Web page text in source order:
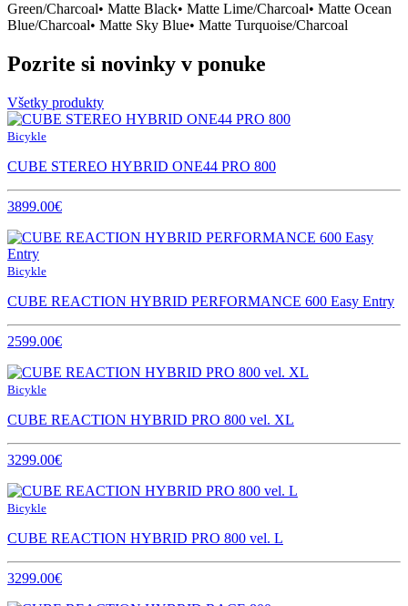
Green/Charcoal• Matte Black• Matte Lime/Charcoal• Matte Ocean
Blue/Charcoal• Matte Sky Blue• Matte Turquoise/Charcoal
Pozrite si novinky v ponuke
Všetky produkty
Bicykle
CUBE STEREO HYBRID ONE44 PRO 800
3899.00€
Bicykle
CUBE REACTION HYBRID PERFORMANCE 600 Easy Entry
2599.00€
Bicykle
CUBE REACTION HYBRID PRO 800 vel. XL
3299.00€
Bicykle
CUBE REACTION HYBRID PRO 800 vel. L
3299.00€